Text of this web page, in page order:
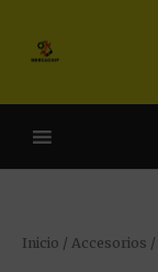
contenido
Inicio / Accesorios /